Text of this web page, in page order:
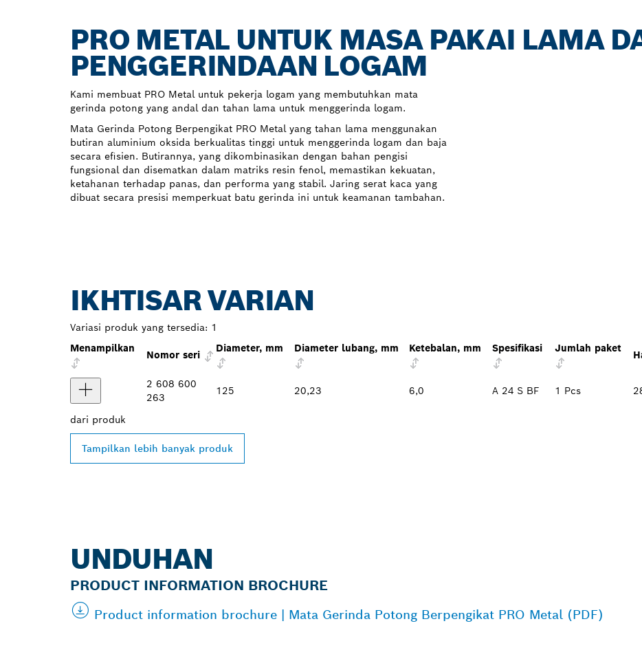
PRO METAL UNTUK MASA PAKAI LAMA
PENGGERINDAAN LOGAM
Kami membuat PRO Metal untuk pekerja logam yang membutuhkan mata
gerinda potong yang andal dan tahan lama untuk menggerinda logam.
Mata Gerinda Potong Berpengikat PRO Metal yang tahan lama menggunakan
butiran aluminium oksida berkualitas tinggi untuk menggerinda logam dan baja
secara efisien. Butirannya, yang dikombinasikan dengan bahan pengisi
fungsional dan disematkan dalam matriks resin fenol, memastikan kekuatan,
ketahanan terhadap panas, dan performa yang stabil. Jaring serat kaca yang
dibuat secara presisi memperkuat batu gerinda ini untuk keamanan tambahan.
IKHTISAR VARIAN
Variasi produk yang tersedia: 1
Menampilkan
Nomor seri
Diameter, mm Diameter lubang, mm Ketebalan, mm Spesifikasi Jumlah paket
2 608 600
263
125 20,23 6,0 A 24 S BF 1 Pcs
dari produk
Tampilkan lebih banyak produk
UNDUHAN
PRODUCT INFORMATION BROCHURE
Product information brochure | Mata Gerinda Potong Berpengikat PRO Metal (PDF)